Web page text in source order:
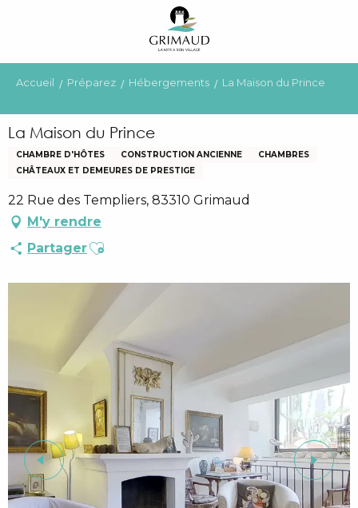
principal
Accueil Préparez Hébergements La Maison du Prince
La Maison du Prince
CHAMBRE D'HÔTES CONSTRUCTION ANCIENNE
CHAMBRES
CHÂTEAUX ET DEMEURES DE PRESTIGE
22 Rue des Templiers, 83310 Grimaud
M'y rendre
PartagerAjouter aux favoris